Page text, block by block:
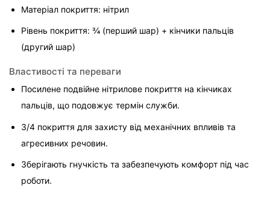
Матеріал покриття: нітрил
Рівень покриття: ¾ (перший шар) + кінчики пальців
(другий шар)
Властивості та переваги
Посилене подвійне нітрилове покриття на кінчиках
пальців, що подовжує термін служби.
3/4 покриття для захисту від механічних впливів та
агресивних речовин.
Зберігають гнучкість та забезпечують комфорт під час
роботи.